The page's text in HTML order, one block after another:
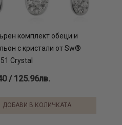
комплект обеци и
с кристали от Sw®
Crystal
/ 125.96лв.
ДОБАВИ В КОЛИЧКАТА